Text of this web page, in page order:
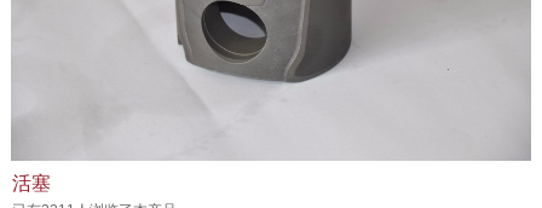
活塞